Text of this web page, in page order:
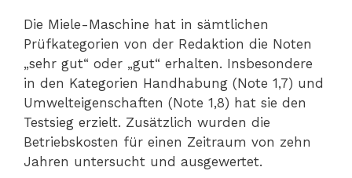
Die Miele-Maschine hat in sämtlichen
Prüfkategorien von der Redaktion die Noten
„sehr gut“ oder „gut“ erhalten. Insbesondere
in den Kategorien Handhabung (Note 1,7) und
Umwelteigenschaften (Note 1,8) hat sie den
Testsieg erzielt. Zusätzlich wurden die
Betriebskosten für einen Zeitraum von zehn
Jahren untersucht und ausgewertet.